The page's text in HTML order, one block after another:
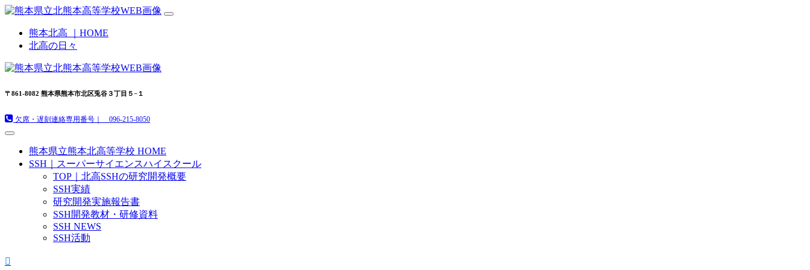
熊本北高 ｜HOME
北高の日々
〒861-8082 熊本県熊本市北区兎谷３丁目５−１
欠席・遅刻連絡専用番号｜ 096-215-8050
熊本県立熊本北高等学校 HOME
SSH｜スーパーサイエンスハイスクール
TOP｜北高SSHの研究開発概要
SSH実績
研究開発実施報告書
SSH開発教材・研修資料
SSH NEWS
SSH活動